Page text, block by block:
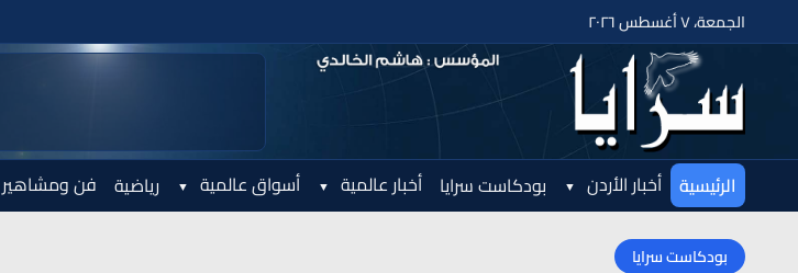
الجمعة، ٧ أغسطس ٢٠٢٦
الرئيسية أخبار الأردن بودكاست سرايا أخبار عالمية أسواق عالمية رياضية فن ومشاهير
بودكاست سرايا